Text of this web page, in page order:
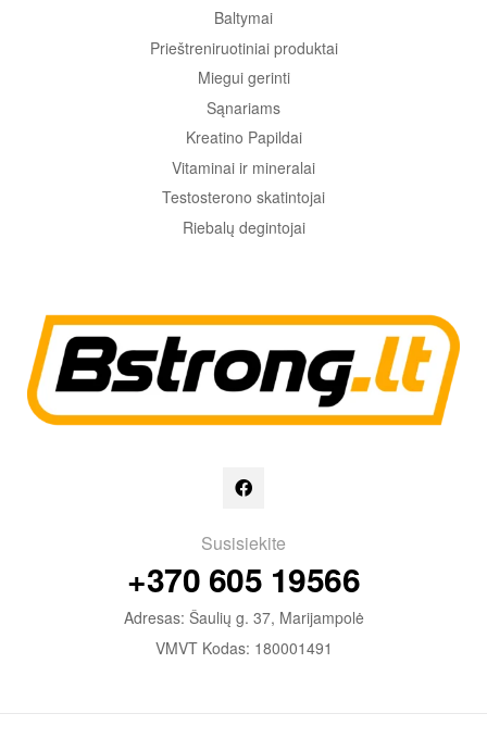
Susisiekite
+370 605 19566
Adresas: Šaulių g. 37, Marijampolė
VMVT Kodas: 180001491
Baltymai
Prieštreniruotiniai produktai
Miegui gerinti
Sąnariams
Kreatino Papildai
Vitaminai ir mineralai
Testosterono skatintojai
Riebalų degintojai